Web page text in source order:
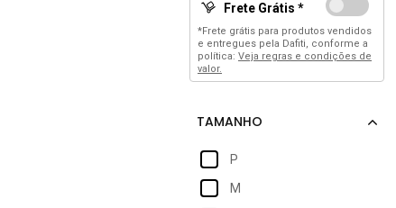
Frete Grátis *
*Frete grátis para produtos vendidos
e entregues pela Dafiti, conforme a
política: Veja regras e condições de
valor.
P
M